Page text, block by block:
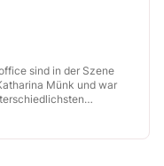
sind in der Szene
Münk und war